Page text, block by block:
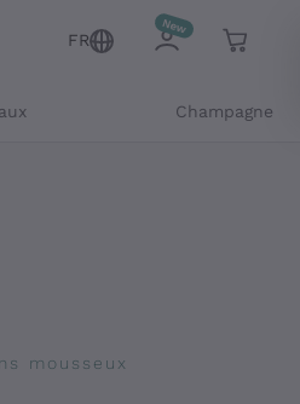
FR
Champagne
mousseux